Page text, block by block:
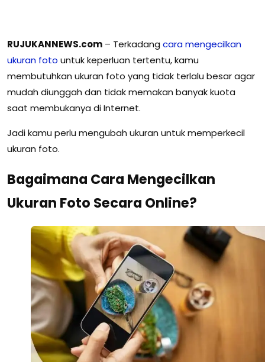
RUJUKANNEWS.com – Terkadang cara mengecilkan
ukuran foto untuk keperluan tertentu, kamu
membutuhkan ukuran foto yang tidak terlalu besar agar
mudah diunggah dan tidak memakan banyak kuota
saat membukanya di Internet.
Jadi kamu perlu mengubah ukuran untuk memperkecil
ukuran foto.
Bagaimana Cara Mengecilkan
Ukuran Foto Secara Online?